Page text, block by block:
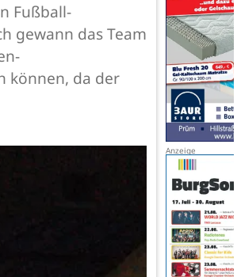
Fußball-
gewann das Team
können, da der